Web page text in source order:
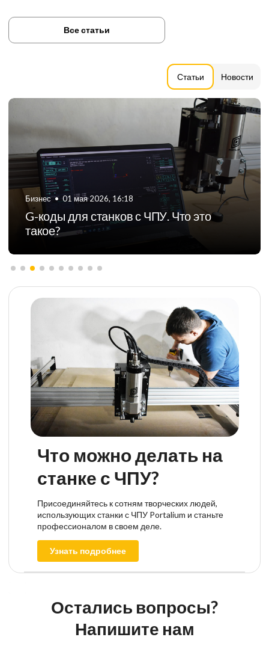
Статьи Новости
Все статьи
Бизнес • 01 мая 2026, 16:18
G-коды для станков с ЧПУ. Что это
такое?
Что можно делать на
станке с ЧПУ?
Присоединяйтесь к сотням творческих людей,
использующих станки с ЧПУ Portalium и станьте
профессионалом в своем деле.
Узнать подробнее
Остались вопросы?
Напишите нам